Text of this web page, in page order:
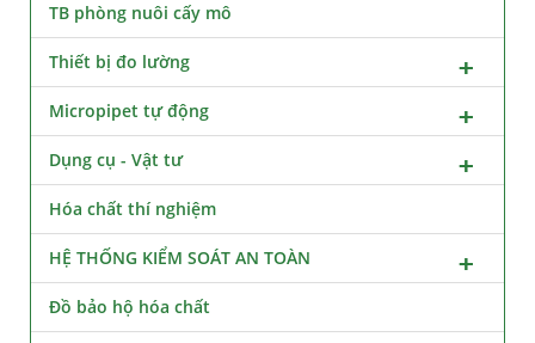
TB phòng nuôi cấy mô
Thiết bị đo lường
Micropipet tự động
Dụng cụ - Vật tư
Hóa chất thí nghiệm
HỆ THỐNG KIỂM SOÁT AN TOÀN
Đồ bảo hộ hóa chất